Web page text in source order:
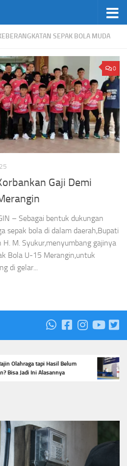
SEPAK BOLA MUDA
0
Gaji Demi
– Sebagai bentuk dukungan
sepak bola di dalam daerah,Bupati
M. Syukur,menyumbang gajinya
Bola U-15 Merangin,untuk
di gelar...
tapi Hasil Belum
Jadi Ini Alasannya